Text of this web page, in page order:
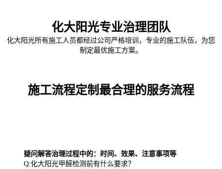
化大阳光专业治理团队
化大阳光所有施工人员都经过公司严格培训，专业的施工队伍，为您
制定最优施工方案。
施工流程定制最合理的服务流程
疑问解答治理过程中的：时间、效果、注意事项等
Q:化大阳光甲醛检测前有什么要求？